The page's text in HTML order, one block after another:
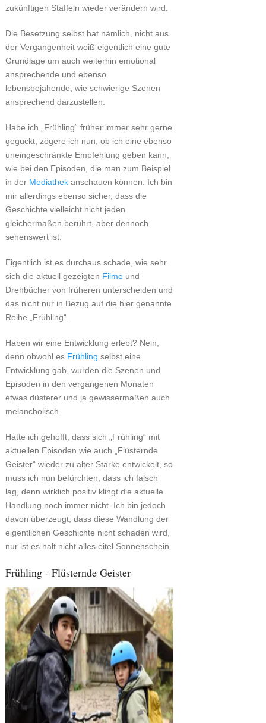
zukünftigen Staffeln wieder verändern wird.
Die Besetzung selbst hat nämlich, nicht aus
der Vergangenheit weiß eigentlich eine gute
Grundlage um auch weiterhin emotional
ansprechende und ebenso
lebensbejahende, wie schwierige Szenen
ansprechend darzustellen.
Habe ich „Frühling“ früher immer sehr gerne
geguckt, zögere ich nun, ob ich eine ebenso
uneingeschränkte Empfehlung geben kann,
wie bei den Episoden, die man zum Beispiel
in der Mediathekanschauen können. Ich bin
mir allerdings ebenso sicher, dass die
Geschichte vielleicht nicht jeden
gleichermaßen berührt, aber dennoch
sehenswert ist.
Eigentlich ist es durchaus schade, wie sehr
sich die aktuell gezeigten Filmeund
Drehbücher von früheren unterscheiden und
das nicht nur in Bezug auf die hier genannte
Reihe „Frühling“.
Haben wir eine Entwicklung erlebt? Nein,
denn obwohl es Frühling selbst eine
Entwicklung gab, wurden die Szenen und
Episoden in den vergangenen Monaten
etwas düsterer und ja gewissermaßen auch
melancholisch.
Hatte ich gehofft, dass sich „Frühling“ mit
aktuellen Episoden wie auch „Flüsternde
Geister“ wieder zu alter Stärke entwickelt, so
muss ich nun befürchten, dass ich falsch
lag, denn wirklich positiv klingt die aktuelle
Handlung noch immer nicht. Ich bin jedoch
davon überzeugt, dass diese Wandlung der
eigentlichen Geschichte nicht schaden wird,
nur ist es halt nicht alles eitel Sonnenschein.
Frühling - Flüsternde Geister